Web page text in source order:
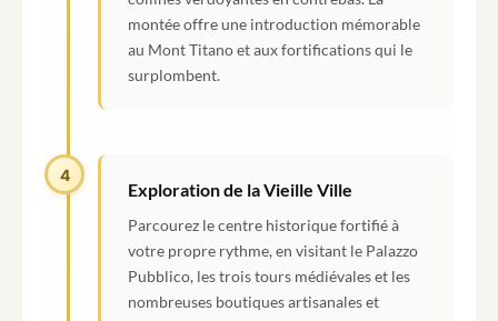
montée offre une introduction mémorable
au Mont Titano et aux fortifications qui le
surplombent.
4
Exploration de la Vieille Ville
Parcourez le centre historique fortifié à
votre propre rythme, en visitant le Palazzo
Pubblico, les trois tours médiévales et les
nombreuses boutiques artisanales et